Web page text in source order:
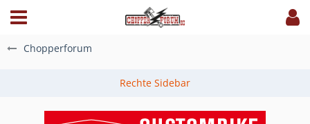
Chopperforum